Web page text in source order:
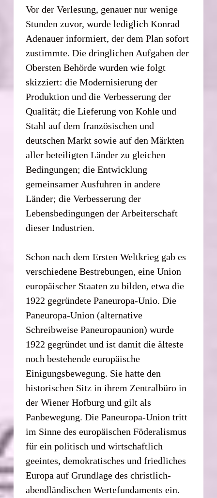
Vor der Verlesung, genauer nur wenige
Stunden zuvor, wurde lediglich Konrad
Adenauer informiert, der dem Plan sofort
zustimmte. Die dringlichen Aufgaben der
Obersten Behörde wurden wie folgt
skizziert: die Modernisierung der
Produktion und die Verbesserung der
Qualität; die Lieferung von Kohle und
Stahl auf dem französischen und
deutschen Markt sowie auf den Märkten
aller beteiligten Länder zu gleichen
Bedingungen; die Entwicklung
gemeinsamer Ausfuhren in andere
Länder; die Verbesserung der
Lebensbedingungen der Arbeiterschaft
dieser Industrien.
Schon nach dem Ersten Weltkrieg gab es
verschiedene Bestrebungen, eine Union
europäischer Staaten zu bilden, etwa die
1922 gegründete Paneuropa-Unio. Die
Paneuropa-Union (alternative
Schreibweise Paneuropaunion) wurde
1922 gegründet und ist damit die älteste
noch bestehende europäische
Einigungsbewegung. Sie hatte den
historischen Sitz in ihrem Zentralbüro in
der Wiener Hofburg und gilt als
Panbewegung. Die Paneuropa-Union tritt
im Sinne des europäischen Föderalismus
für ein politisch und wirtschaftlich
geeintes, demokratisches und friedliches
Europa auf Grundlage des christlich-
abendländischen Wertefundaments ein.